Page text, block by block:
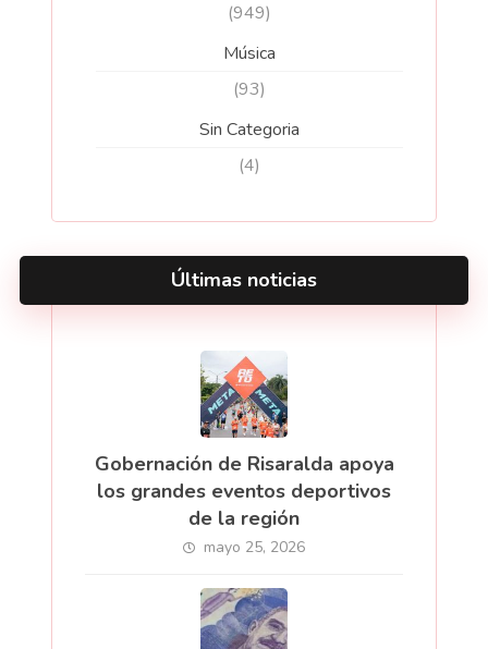
(949)
Música
(93)
Sin Categoria
(4)
Últimas noticias
Gobernación de Risaralda apoya
los grandes eventos deportivos
de la región
mayo 25, 2026